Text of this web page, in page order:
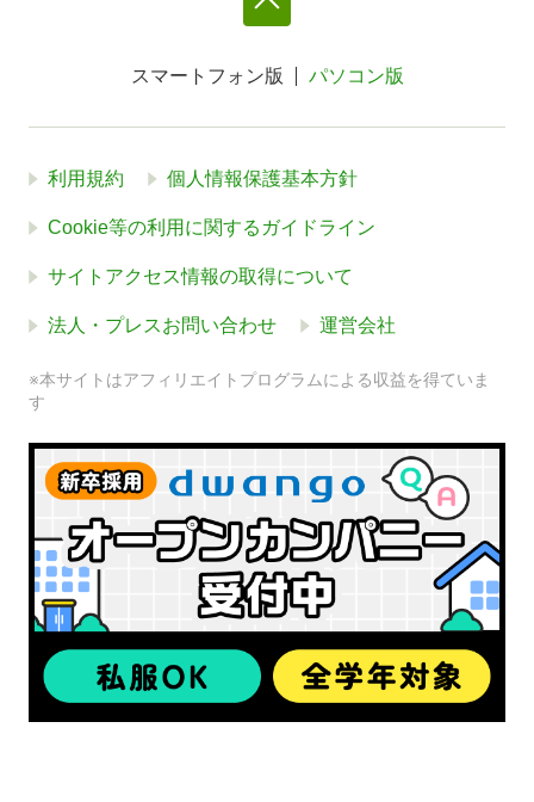
スマートフォン版 パソコン版
利用規約 個人情報保護基本方針
Cookie等の利用に関するガイドライン
サイトアクセス情報の取得について
法人・プレスお問い合わせ 運営会社
※本サイトはアフィリエイトプログラムによる収益を得ていま
す